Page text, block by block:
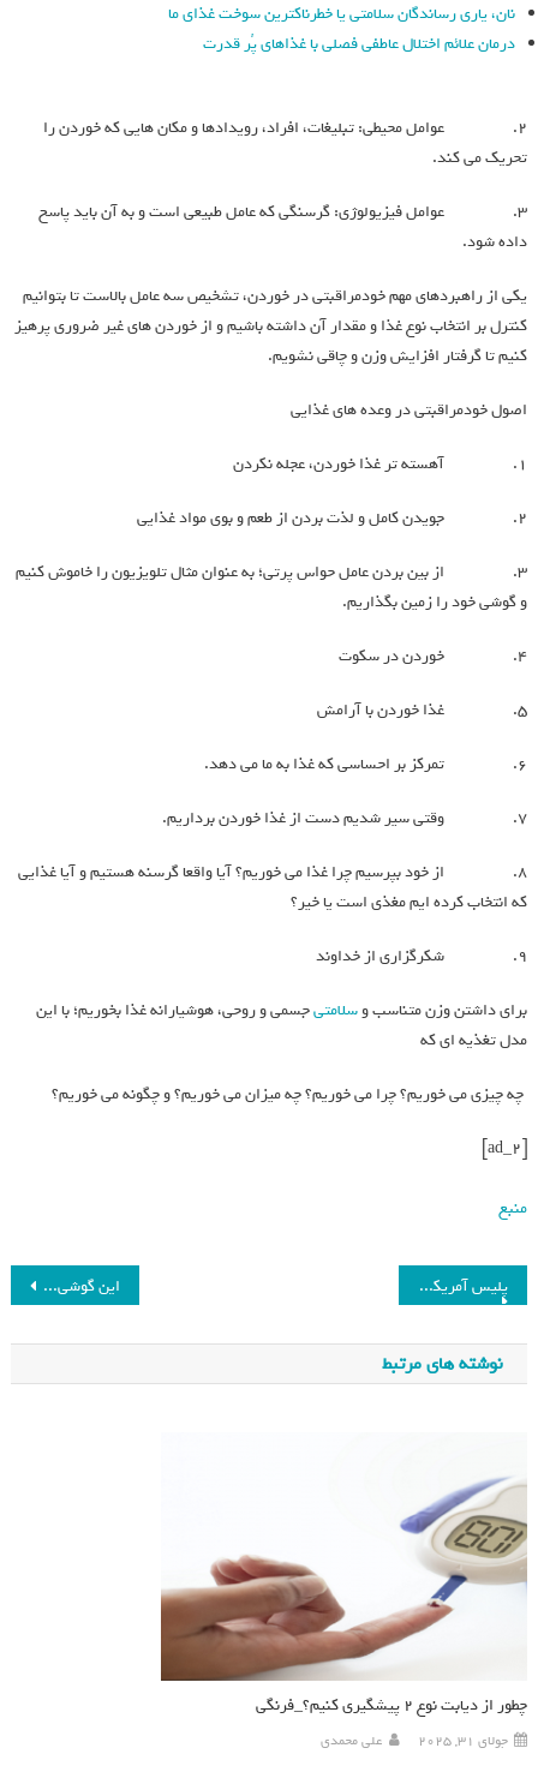
نان، یاری رساندگان سلامتی یا خطرناکترین سوخت غذای ما
درمان علائم اختلال عاطفی فصلی با غذاهای پُر قدرت
۲. عوامل محیطی: تبلیغات، افراد، رویدادها و مکان هایی که خوردن را
تحریک می کند.
۳. عوامل فیزیولوژی: گرسنگی که عامل طبیعی است و به آن باید پاسخ
داده شود.
یکی از راهبردهای مهم خودمراقبتی در خوردن، تشخیص سه عامل بالاست تا بتوانیم
کنترل بر انتخاب نوع غذا و مقدار آن داشته باشیم و از خوردن های غیر ضروری پرهیز
کنیم تا گرفتار افزایش وزن و چاقی نشویم.
اصول خودمراقبتی در وعده های غذایی
۱. آهسته ‌تر غذا خوردن، عجله نکردن
۲. جویدن کامل و لذت بردن از طعم و بوی مواد غذایی
۳. از بین بردن عامل حواس پرتی؛ به عنوان مثال تلویزیون را خاموش کنیم
و گوشی خود را زمین بگذاریم.
۴. خوردن در سکوت
۵. غذا خوردن با آرامش
۶. تمرکز بر احساسی که غذا به ما می دهد.
۷. وقتی سیر شدیم دست از غذا خوردن برداریم.
۸. از خود بپرسیم چرا غذا می خوریم؟ آیا واقعا گرسنه هستیم و آیا غذایی
که انتخاب کرده ایم مغذی است یا خیر؟
۹. شکرگزاری از خداوند
برای داشتن وزن متناسب وسلامتیجسمی و روحی، هوشیارانه غذا بخوریم؛ با این
مدل تغذیه ای که
چه چیزی می خوریم؟ چرا می خوریم؟ چه میزان می خوریم؟ و چگونه می خوریم؟
منبع
این گوشی چینی عکس‌های خارق‌العاده‌ای از غروب آفتاب می‌گیرد پلیس آمریکا با ردیاب هوشمند اپل به جنگ سارقان خودرو می‌رود
نوشته های مرتبط
چطور از دیابت نوع ۲ پیشگیری کنیم؟_فرنگی
جولای 31, 2025 علی محمدی